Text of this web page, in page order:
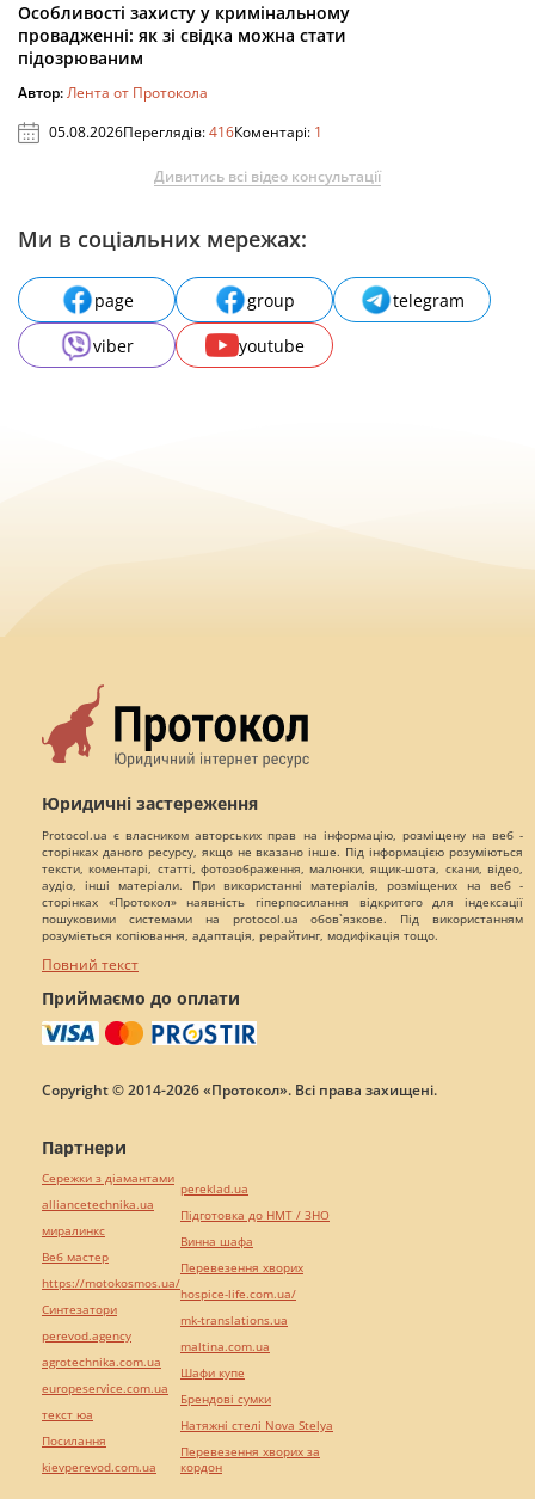
Особливості захисту у кримінальному
провадженні: як зі свідка можна стати
підозрюваним
Автор:Лента от Протокола
05.08.2026Переглядів:416Коментарі: 1
Дивитись всі відео консультації
Ми в соціальних мережах:
page group
telegram
viber
youtube
Юридичні застереження
Protocol.ua є власником авторських прав на інформацію, розміщену на веб -
сторінках даного ресурсу, якщо не вказано інше. Під інформацією розуміються
тексти, коментарі, статті, фотозображення, малюнки, ящик-шота, скани, відео,
аудіо, інші матеріали. При використанні матеріалів, розміщених на веб -
сторінках «Протокол» наявність гіперпосилання відкритого для індексації
пошуковими системами на protocol.ua обов`язкове. Під використанням
розуміється копіювання, адаптація, рерайтинг, модифікація тощо.
Повний текст
Приймаємо до оплати
Copyright © 2014-2026 «Протокол». Всі права захищені.
Партнери
Сережки з діамантами
alliancetechnika.ua
миралинкс
Веб мастер
https://motokosmos.ua/
Синтезатори
perevod.agency
agrotechnika.com.ua
europeservice.com.ua
текст юа
Посилання
kievperevod.com.ua
pereklad.ua
Підготовка до НМТ / ЗНО
Винна шафа
Перевезення хворих
hospice-life.com.ua/
mk-translations.ua
maltina.com.ua
Шафи купе
Брендові сумки
Натяжні стелі Nova Stelya
Перевезення хворих за
кордон